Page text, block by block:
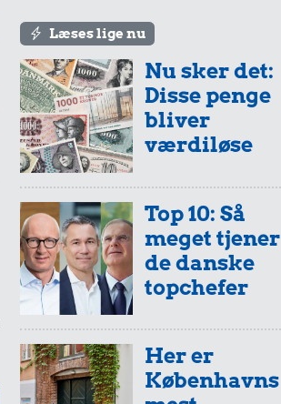
Læses lige nu
Nu sker det:
Disse penge
bliver
værdiløse
Top 10: Så
meget tjener
de danske
topchefer
Her er
Københavns